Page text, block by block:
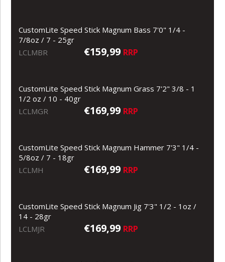
CustomLite Speed Stick Magnum Bass 7'0" 1/4 -
7/8oz / 7 - 25gr
LCLMBR
€159,99 RRP
CustomLite Speed Stick Magnum Grass 7'2" 3/8 - 1
1/2 oz / 10 - 40gr
LCLMGR
€169,99 RRP
CustomLite Speed Stick Magnum Hammer 7'3" 1/4 -
5/8oz / 7 - 18gr
LCLMH
€169,99 RRP
CustomLite Speed Stick Magnum Jig 7'3" 1/2 - 1oz /
14 - 28gr
LCLMJR
€169,99 RRP